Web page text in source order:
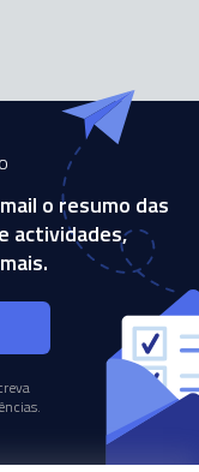
o resumo das
actividades,